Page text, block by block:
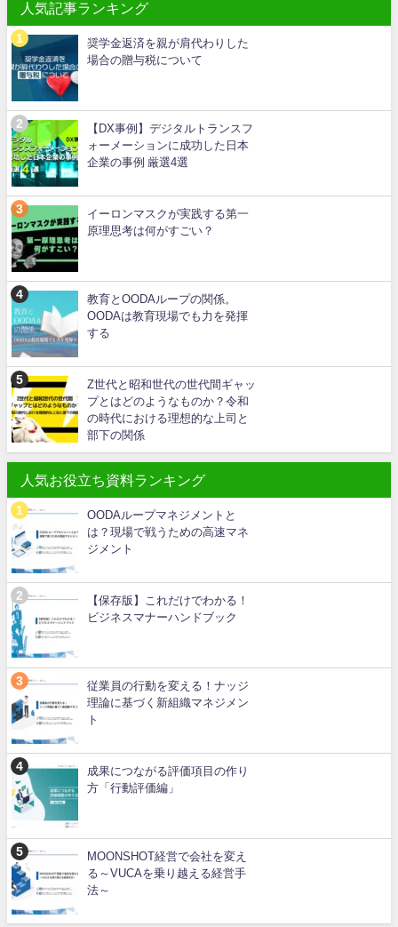
人気記事ランキング
奨学金返済を親が肩代わりした
場合の贈与税について
【DX事例】デジタルトランスフ
ォーメーションに成功した日本
企業の事例 厳選4選
イーロンマスクが実践する第一
原理思考は何がすごい？
教育とOODAループの関係。
OODAは教育現場でも力を発揮
する
Z世代と昭和世代の世代間ギャッ
プとはどのようなものか？令和
の時代における理想的な上司と
部下の関係
人気お役立ち資料ランキング
OODAループマネジメントと
は？現場で戦うための高速マネ
ジメント
【保存版】これだけでわかる！
ビジネスマナーハンドブック
従業員の行動を変える！ナッジ
理論に基づく新組織マネジメン
ト
成果につながる評価項目の作り
方「行動評価編」
MOONSHOT経営で会社を変え
る～VUCAを乗り越える経営手
法～